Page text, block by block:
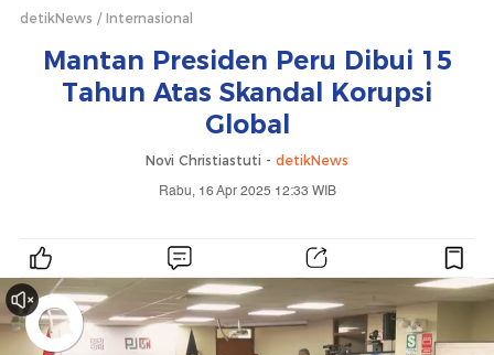
detikNews Internasional
Mantan Presiden Peru Dibui 15
Tahun Atas Skandal Korupsi
Global
Novi Christiastuti - detikNews
Rabu, 16 Apr 2025 12:33 WIB